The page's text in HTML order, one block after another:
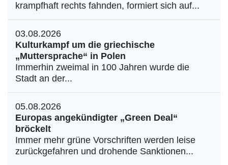
krampfhaft rechts fahnden, formiert sich auf...
03.08.2026
Kulturkampf um die griechische
„Muttersprache“ in Polen
Immerhin zweimal in 100 Jahren wurde die
Stadt an der...
05.08.2026
Europas angekündigter „Green Deal“
bröckelt
Immer mehr grüne Vorschriften werden leise
zurückgefahren und drohende Sanktionen...